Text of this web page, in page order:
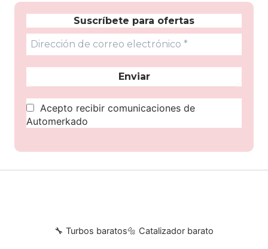
Suscríbete para ofertas
Acepto recibir comunicaciones de
Automerkado
🔧 Turbos baratos🔩 Catalizador barato